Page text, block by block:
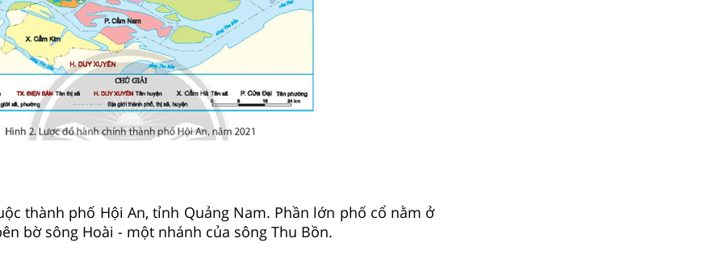
thành phố Hội An, tỉnh Quảng Nam. Phần lớn phố cổ nằm ở
bờ sông Hoài - một nhánh của sông Thu Bồn.